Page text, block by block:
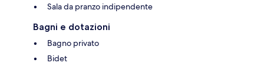
Sala da pranzo indipendente
Bagni e dotazioni
Bagno privato
Bidet